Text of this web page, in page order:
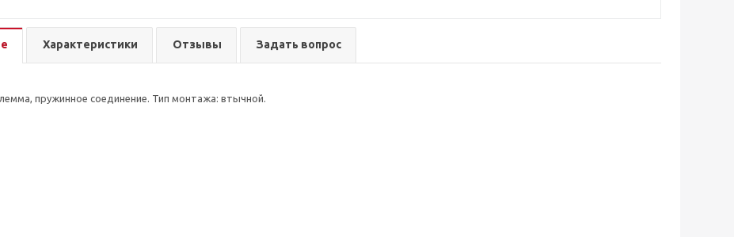
Характеристики Отзывы Задать вопрос
пружинное соединение. Тип монтажа: втычной.